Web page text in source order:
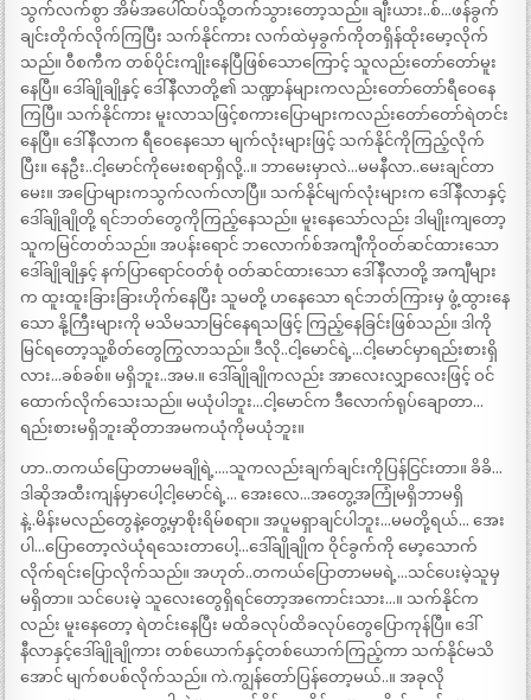
သွက်လက်စွာ အိမ်အပေါ်ထပ်သို့တက်သွားတော့သည်။ ချီးယား..စ်…ဖန်ခွက်
ချင်းတိုက်လိုက်ကြပြီး သက်နိုင်ကား လက်ထဲမှခွက်ကိုတရှိန်ထိုးမော့လိုက်
သည်။ ဝီစကီက တစ်ပိုင်းကျိုးနေပြီဖြစ်သောကြောင့် သူလည်းတော်တော်မူး
နေပြီ။ ဒေါ်ချိုချိုနှင့် ဒေါ်နီလာတို့၏ သဏ္ဍာန်များကလည်းတော်တော်ရီဝေနေ
ကြပြီ။ သက်နိုင်ကား မူးလာသဖြင့်စကားပြောများကလည်းတော်တော်ရဲတင်း
နေပြီ။ ဒေါ်နီလာက ရီဝေနေသော မျက်လုံးများဖြင့် သက်နိုင်ကိုကြည့်လိုက်
ပြီး။ နေဦး..ငါ့မောင်ကိုမေးစရာရှိလို့..။ ဘာမေးမှာလဲ…မမနီလာ..မေးချင်တာ
မေး။ အပြောများကသွက်လက်လာပြီ။ သက်နိုင်မျက်လုံးများက ဒေါ်နီလာနှင့်
ဒေါ်ချိုချိုတို့ ရင်ဘတ်တွေကိုကြည့်နေသည်။ မူးနေသော်လည်း ဒါမျိုးကျတော့
သူကမြင်တတ်သည်။ အပန်းရောင် ဘလောက်စ်အကျီကိုဝတ်ဆင်ထားသော
ဒေါ်ချိုချိုနှင့် နက်ပြာရောင်ဝတ်စုံ ဝတ်ဆင်ထားသော ဒေါ်နီလာတို့ အကျီများ
က ထူးထူးခြားခြားဟိုက်နေပြီး သူမတို့ ဟနေသော ရင်ဘတ်ကြားမှ ဖွံ့ထွားနေ
သော နို့ကြီးများကို မသိမသာမြင်နေရသဖြင့် ကြည့်နေခြင်းဖြစ်သည်။ ဒါကို
မြင်ရတော့သူ့စိတ်တွေကြွလာသည်။ ဒီလို..ငါ့မောင်ရဲ့…ငါ့မောင်မှာရည်းစားရှိ
လား…ခစ်ခစ်။ မရှိဘူး..အမ.။ ဒေါ်ချိုချိုကလည်း အာလေးလျှာလေးဖြင့် ဝင်
ထောက်လိုက်သေးသည်။ မယုံပါဘူး…ငါ့မောင်က ဒီလောက်ရုပ်ချောတာ…
ရည်းစားမရှိဘူးဆိုတာအမကယုံကိုမယုံဘူး။
ဟာ..တကယ်ပြောတာမမချိုရဲ့….သူကလည်းချက်ချင်းကိုပြန်ငြင်းတာ။ ခိခိ…
ဒါဆိုအထီးကျန်မှာပေါ့ငါ့မောင်ရဲ့… အေးလေ…အတွေ့အကြုံမရှိဘာမရှိ
နဲ့..မိန်းမလည်တွေနဲ့တွေ့မှာစိုးရိမ်စရာ။ အပူမရှာချင်ပါဘူး…မမတို့ရယ်… အေး
ပါ…ပြောတော့လဲယုံရသေးတာပေါ့…ဒေါ်ချိုချိုက ဝိုင်ခွက်ကို မော့သောက်
လိုက်ရင်းပြောလိုက်သည်။ အဟုတ်..တကယ်ပြောတာမမရဲ့…သင်ပေးမဲ့သူမှ
မရှိတာ။ သင်ပေးမဲ့ သူလေးတွေရှိရင်တော့အကောင်းသား…။ သက်နိုင်က
လည်း မူးနေတော့ ရဲတင်းနေပြီး မထိခလုပ်ထိခလုပ်တွေပြောကုန်ပြီ။ ဒေါ်
နီလာနှင့်ဒေါ်ချိုချိုကား တစ်ယောက်နှင့်တစ်ယောက်ကြည့်ကာ သက်နိုင်မသိ
အောင် မျက်စပစ်လိုက်သည်။ ကဲ.ကျွန်တော်ပြန်တော့မယ်..။ အခုလို